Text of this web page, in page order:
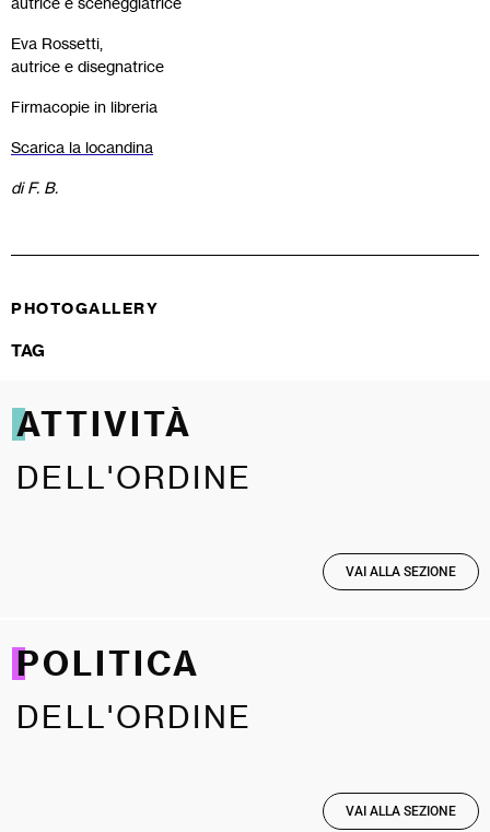
Eva Rossetti,
autrice e disegnatrice
Firmacopie in libreria
Scarica la locandina
di F. B.
PHOTOGALLERY
TAG
ATTIVITÀ
DELL'ORDINE
VAI ALLA SEZIONE
POLITICA
DELL'ORDINE
VAI ALLA SEZIONE